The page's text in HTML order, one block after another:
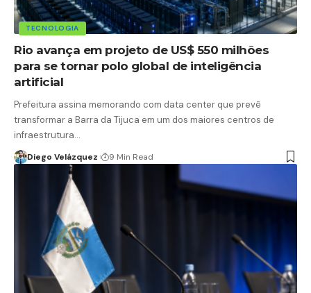
TECNOLOGIA
Rio avança em projeto de US$ 550 milhões
para se tornar polo global de inteligência
artificial
Prefeitura assina memorando com data center que prevê
transformar a Barra da Tijuca em um dos maiores centros de
infraestrutura…
Diego Velázquez 9 Min Read